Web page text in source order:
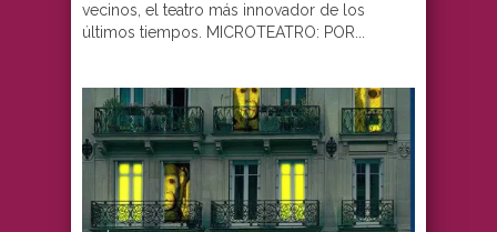
vecinos, el teatro más innovador de los
últimos tiempos. MICROTEATRO: POR...